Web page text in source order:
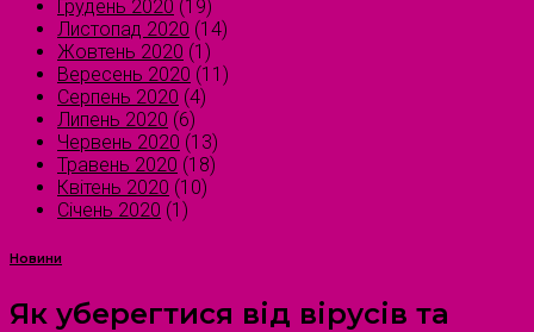
Грудень 2020 (19)
Листопад 2020 (14)
Жовтень 2020 (1)
Вересень 2020 (11)
Серпень 2020 (4)
Липень 2020 (6)
Червень 2020 (13)
Травень 2020 (18)
Квітень 2020 (10)
Січень 2020 (1)
Новини
Як уберегтися від вірусів та